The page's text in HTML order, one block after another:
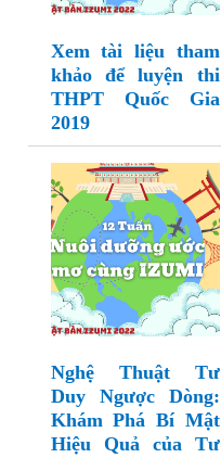
Xem tài liệu tham
khảo để luyện thi
THPT Quốc Gia
2019
Nghệ Thuật Tư
Duy Ngược Dòng:
Khám Phá Bí Mật
Hiệu Quả của Tư